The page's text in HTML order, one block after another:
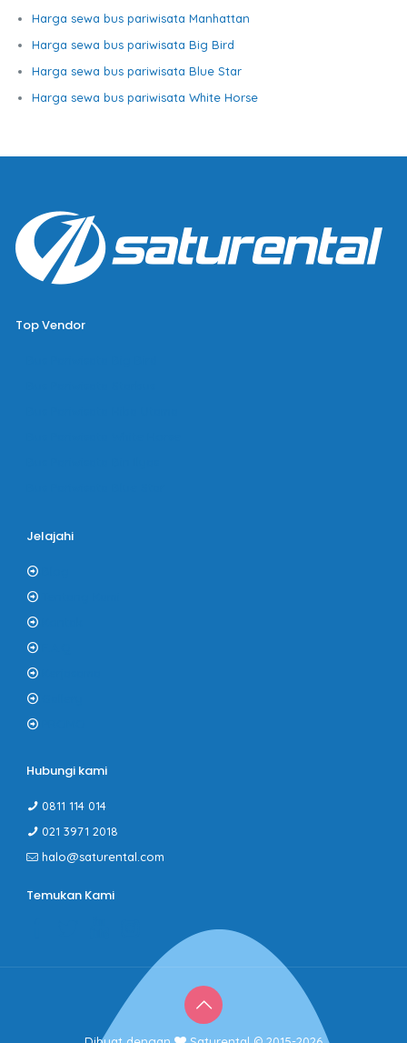
Harga sewa bus pariwisata Manhattan
Harga sewa bus pariwisata Big Bird
Harga sewa bus pariwisata Blue Star
Harga sewa bus pariwisata White Horse
Top Vendor
Jelajahi
Hubungi kami
0811 114 014
021 3971 2018
halo@saturental.com
Temukan Kami